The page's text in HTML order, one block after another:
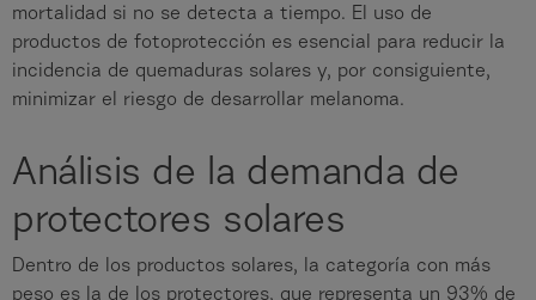
mortalidad si no se detecta a tiempo. El uso de
productos de fotoprotección es esencial para reducir la
incidencia de quemaduras solares y, por consiguiente,
minimizar el riesgo de desarrollar melanoma.
Análisis de la demanda de
protectores solares
Dentro de los productos solares, la categoría con más
peso es la de los protectores, que representa un 93% de